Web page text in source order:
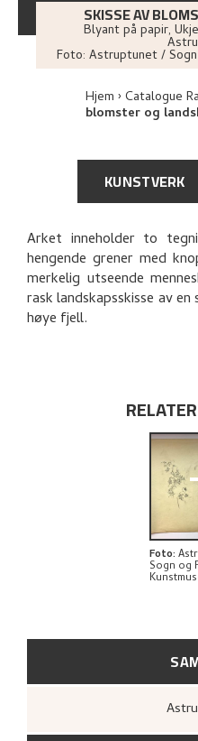
SKISSE AV
Blyant på papir,
Foto: Astruptunet /
Hjem Catalogue
blomster og
KUNSTVERK
GENERELL
TEKNISK
Arket inneholder to
hengende grener med
merkelig utseende
rask landskapsskisse av
høye fjell.
Foto:
Sogn og